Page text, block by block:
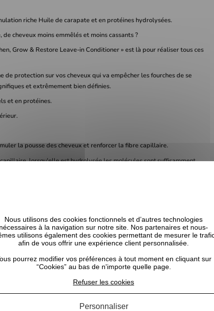
riche Huile de carapate et en protéines hydrolysées.
cheveux moins emmêlés et moins cassants ?
Grow & Restore Leave-in Conditioner » est là pour réaliser tous ces
protection sur vos cheveux qui va empêcher les fourches de se
et extrêmement bien définies.
et en protéines.
la pousse des cheveux et renforcer la fibre capillaire.
lorsqu'elle est hydrolysée les molécules sont suffisamment
la renforcer. L’apport externe de kératine permet d'améliorer la
est particulièrement performante sur les cheveux abîmés et
accroître votre masse capillaire.
des écailles et éviter les fourches, il fortifie et répare les
la croissance des cheveux. Elle ralentit la chute des cheveux
assouplit, et hydrate les cheveux.
qui apporte une nutrition intense
pileux afin de favoriser la croissance du cheveu, apaise le cuir
: pour renforcer la fibre capillaire de l’intérieur
Nous utilisons des cookies fonctionnels et d’autres technologies
nécessaires à la navigation sur notre site. Nos partenaires et nous-
utilisons également des cookies permettant de mesurer le
afin de vous offrir une expérience client personnalisée.
pourrez modifier vos préférences à tout moment en cliquant sur
“Cookies” au bas de n'importe quelle page.
Refuser les cookies
Personnaliser